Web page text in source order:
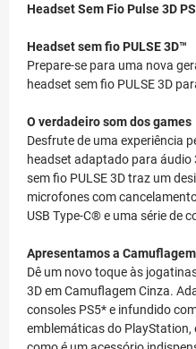
Headset Sem Fio Pulse 3D
Headset sem fio PULSE 3D™
Prepare-se para uma nova
headset sem fio PULSE 3D
O verdadeiro som dos games
Desfrute de uma experiência
headset adaptado para áudio
sem fio PULSE 3D traz um
microfones com
USB Type-C® e uma série de
Apresentamos a
Dê um novo toque às
3D em Camuflagem Cinza.
consoles PS5* e infundido
emblemáticas do